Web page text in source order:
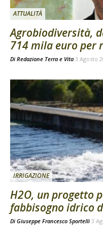
ATTUALITÀ
Agrobiodiversità,
714 mila euro per
Di Redazione Terra e Vita 3 Agosto
IRRIGAZIONE
H2O, un progetto
fabbisogno idrico
Di Giuseppe Francesco Sportelli 3